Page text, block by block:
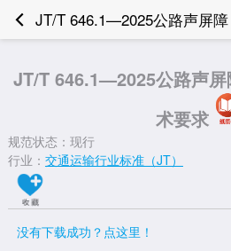
JT/T 646.1—2025公路声
术要求
规范状态：现行
行业： 交通运输行业标准（JT）
没有下载成功？点这里！